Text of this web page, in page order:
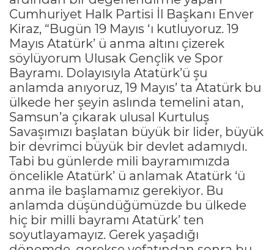
Cumhuriyet Halk Partisi İl Başkanı Enver
Kiraz, “Bugün 19 Mayıs ‘ı kutluyoruz. 19
Mayıs Atatürk’ ü anma altını çizerek
söylüyorum Ulusak Gençlik ve Spor
Bayramı. Dolayısıyla Atatürk’ü şu
anlamda anıyoruz, 19 Mayıs’ ta Atatürk bu
ülkede her şeyin aslında temelini atan,
Samsun’a çıkarak ulusal Kurtuluş
Savaşımızı başlatan büyük bir lider, büyük
bir devrimci büyük bir devlet adamıydı.
Tabi bu günlerde mili bayramımızda
öncelikle Atatürk’ ü anlamak Atatürk ‘ü
anma ile başlamamız gerekiyor. Bu
anlamda düşündüğümüzde bu ülkede
hiç bir milli bayramı Atatürk’ ten
soyutlayamayız. Gerek yaşadığı